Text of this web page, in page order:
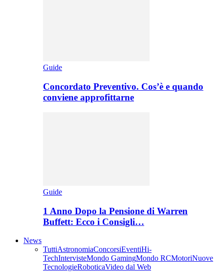
Guide
Concordato Preventivo. Cos’è e quando
conviene approfittarne
Guide
1 Anno Dopo la Pensione di Warren
Buffett: Ecco i Consigli…
News
TuttiAstronomiaConcorsiEventiHi-
TechIntervisteMondo GamingMondo RCMotoriNuove
TecnologieRoboticaVideo dal Web